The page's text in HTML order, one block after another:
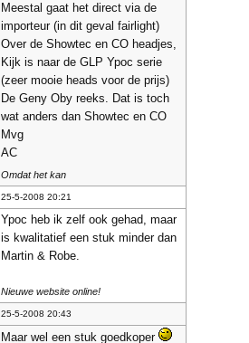
Meestal gaat het direct via de
importeur (in dit geval fairlight)
Over de Showtec en CO headjes,
Kijk is naar de GLP Ypoc serie
(zeer mooie heads voor de prijs)
De Geny Oby reeks. Dat is toch
wat anders dan Showtec en CO
Mvg
AC
Omdat het kan
25-5-2008 20:21
Ypoc heb ik zelf ook gehad, maar
is kwalitatief een stuk minder dan
Martin & Robe.
Nieuwe website online!
25-5-2008 20:43
Maar wel een stuk goedkoper